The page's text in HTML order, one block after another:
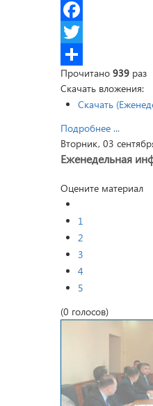
Facebook
Twitter
Share
Прочитано 939 раз
Скачать вложения:
Скачать
Подробнее ...
Вторник, 03
Еженедельная
Оцените материал
1
2
3
4
5
(0 голосов)